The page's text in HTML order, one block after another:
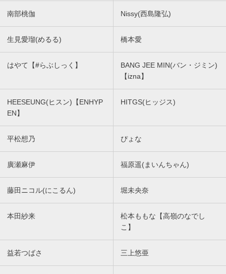
南部桃伽 Nissy(西島隆弘)
生見愛瑠(めるる) 橋本愛
はやて【#らぶしっく】
BANG JEE MIN(バン・ジミン)
【izna】
HEESEUNG(ヒスン)【ENHYP
EN】
HITGS(ヒッジス)
平松想乃 ぴょな
廣瀬麻伊 福原遥(まいんちゃん)
藤田ニコル(にこるん) 堀未央奈
本田紗来
松本ももな【高嶺のなでし
こ】
益若つばさ 三上悠亜